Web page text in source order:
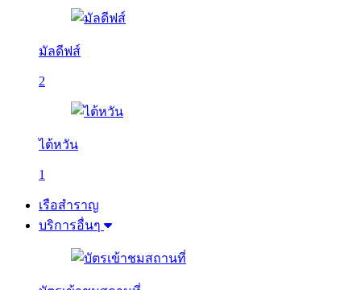
มัลดีฟส์
2
ไต้หวัน
1
เรือสำราญ
บริการอื่นๆ